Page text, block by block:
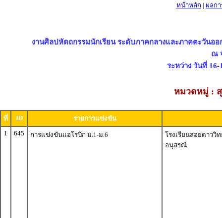
หน้าหลัก | ผลก
งานศิลปหัตถกรรมนักเรียน ระดับภาคกลางและภาคตะวันอ
ณ
ระหว่าง วันที่
หมวดหมู่ :
ที่ ID
รายการแข่งขัน
1
645 การแข่งขันแอโรบิก ม.1-ม.6
โรงเรียนสอยดาววิ
อนุสรณ์